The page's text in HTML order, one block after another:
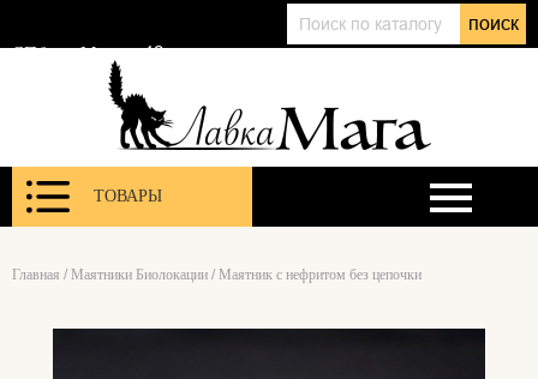
поиск
СПб, ул. Марата 12
ТОВАРЫ
Главная / Маятники Биолокации / Маятник с нефритом без цепочки